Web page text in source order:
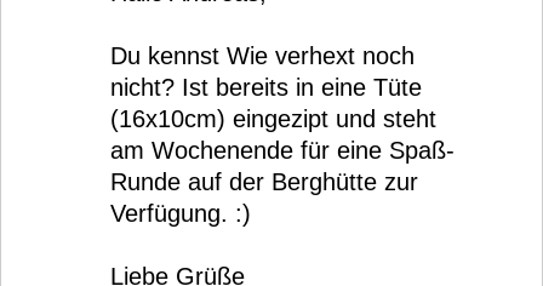
Du kennst Wie verhext noch
nicht? Ist bereits in eine Tüte
(16x10cm) eingezipt und steht
am Wochenende für eine Spaß-
Runde auf der Berghütte zur
Verfügung. :)
Liebe Grüße